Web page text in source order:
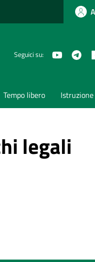
Seguici su: Youtube
Tempo libero Istruzione
legali